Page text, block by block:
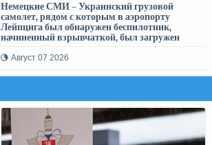
Немецкие СМИ – Украинский грузовой
самолет, рядом с которым в аэропорту
Лейпцига был обнаружен беспилотник,
начиненный взрывчаткой, был загружен
Август 07 2026